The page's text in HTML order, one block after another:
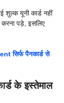
यूनी कार्ड नहीं
करना पड़े, इसलिए
सिर्फ पैनकार्ड से
के इस्तेमाल